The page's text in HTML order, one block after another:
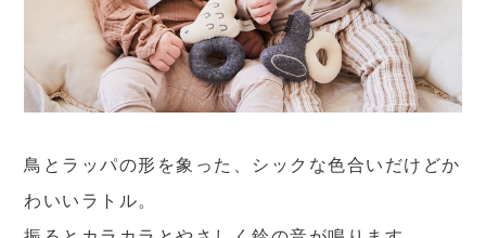
鳥とラッパの形を象った、シックな色合いだけどか
わいいラトル。